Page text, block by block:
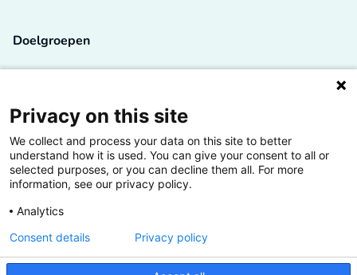
Doelgroepen
Lectoren en onderzoekers
Bedrijven
Hogescholen
De grootste kennisbank van het HBO
Privacy on this site
We collect and process your data on this site to better
understand how it is used. You can give your consent to all or
selected purposes, or you can decline them all. For more
information, see our privacy policy.
Analytics
Consent details Privacy policy